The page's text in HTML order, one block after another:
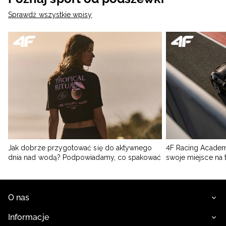
Sprawdź wszystkie wpisy
Jak dobrze przygotować się do aktywnego
dnia nad wodą? Podpowiadamy, co spakować
4F Racing
swoje miejsce na
O nas
Informacje